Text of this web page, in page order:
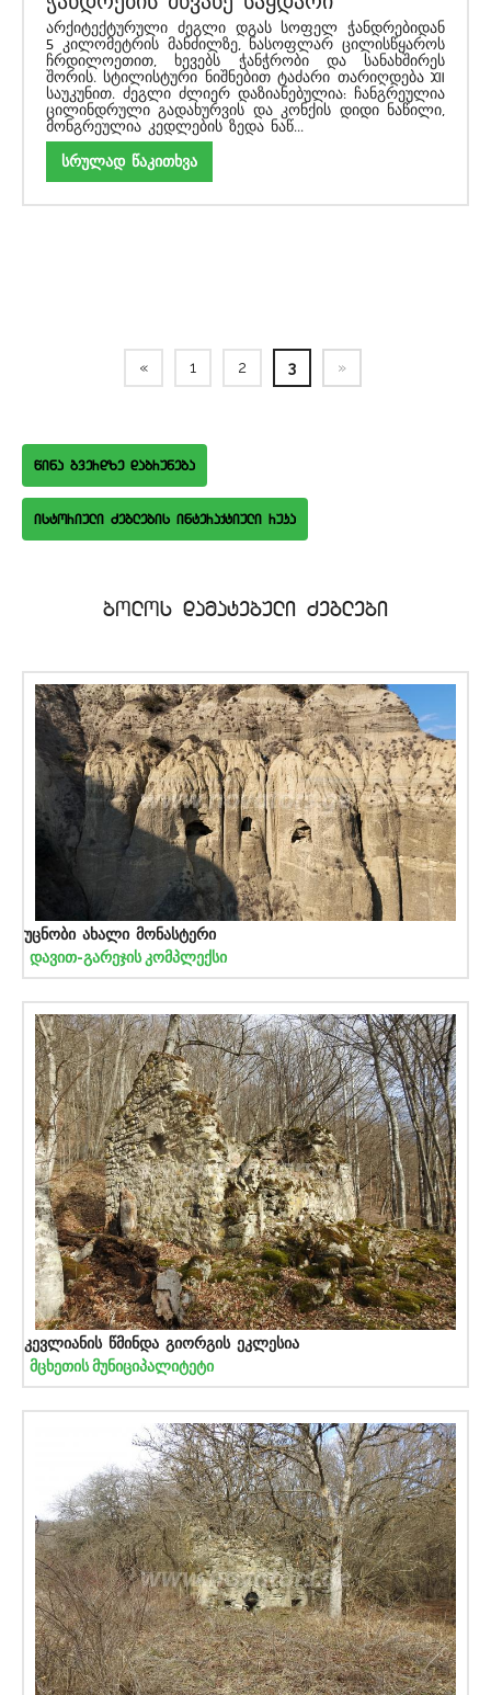
არქიტექტურული ძეგლი დგას სოფელ ჭანდრებიდან
5 კილომეტრის მანძილზე, ნასოფლარ ცილისწყაროს
ჩრდილოეთით, ხევებს ჭანჭრობი და სანახშირეს
შორის. სტილისტური ნიშნებით ტაძარი თარიღდება XII
საუკუნით. ძეგლი ძლიერ დაზიანებულია: ჩანგრეულია
ცილინდრული გადახურვის და კონქის დიდი ნაწილი,
მონგრეულია კედლების ზედა ნაწ...
სრულად წაკითხვა
« 1 2 3 »
wina gverdze dabruneba
istoriuli Zeglebis interaqtiuli ruka
bolos damatebuli Zeglebi
უცნობი ახალი მონასტერი
დავით-გარეჯის კომპლექსი
კევლიანის წმინდა გიორგის ეკლესია
მცხეთის მუნიციპალიტეტი